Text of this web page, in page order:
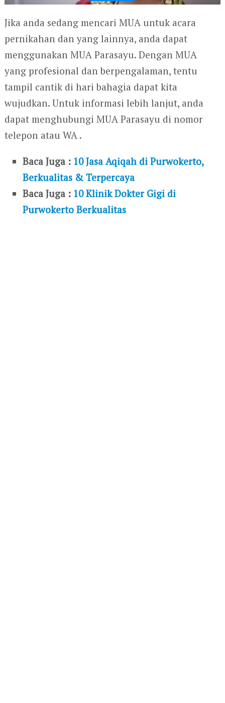
Jika anda sedang mencari MUA untuk acara
pernikahan dan yang lainnya, anda dapat
menggunakan MUA Parasayu. Dengan MUA
yang profesional dan berpengalaman, tentu
tampil cantik di hari bahagia dapat kita
wujudkan. Untuk informasi lebih lanjut, anda
dapat menghubungi MUA Parasayu di nomor
telepon atau WA .
Baca Juga : 10 Jasa Aqiqah di Purwokerto,
Berkualitas & Terpercaya
Baca Juga : 10 Klinik Dokter Gigi di
Purwokerto Berkualitas